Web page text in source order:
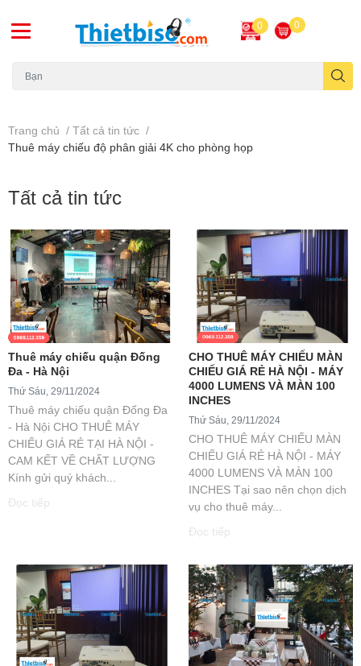
0 0
Trang chủ / Tất cả tin tức /
Thuê máy chiếu độ phân giải 4K cho phòng họp
Tất cả tin tức
Thuê máy chiếu quận Đống
Đa - Hà Nội
Thứ Sáu, 29/11/2024
Thuê máy chiếu quận Đống Đa
- Hà Nội CHO THUÊ MÁY
CHIẾU GIÁ RẺ TẠI HÀ NỘI -
CAM KẾT VỀ CHẤT LƯỢNG
Kính gửi quý khách...
Đọc tiếp
CHO THUÊ MÁY CHIẾU MÀN
CHIẾU GIÁ RẺ HÀ NỘI - MÁY
4000 LUMENS VÀ MÀN 100
INCHES
Thứ Sáu, 29/11/2024
CHO THUÊ MÁY CHIẾU MÀN
CHIẾU GIÁ RẺ HÀ NỘI - MÁY
4000 LUMENS VÀ MÀN 100
INCHES Tại sao nên chọn dịch
vụ cho thuê máy...
Đọc tiếp